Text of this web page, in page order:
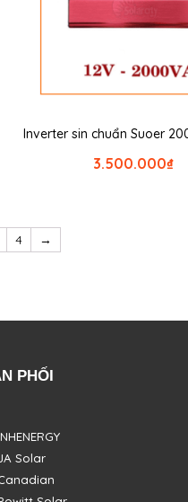
Inverter sin chuẩn Suoer
₫
3.500.000
4 →
PHỐI
Solar